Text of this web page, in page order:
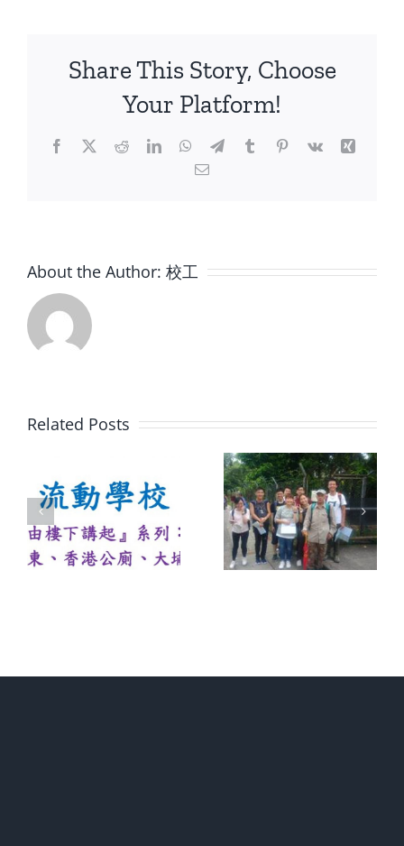
「流
教
Share This Story, Choose
Your Platform!
Facebook
X RedditLinkedInWhatsApp
TelegramTumblrPinterest
Vk
Xing
Email
About the Author: 校工
Related Posts
野外定向
第一課:
「我在哪
流動教室
– 香港保
衛戰